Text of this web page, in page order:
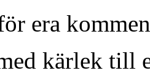
era
kärlek till